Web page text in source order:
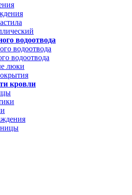
водоотвода
водоотвода
водоотвода
люки
кровли